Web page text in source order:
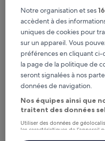
Options
changement de
Gagnez des
nuit séjournée
Économisez plus
Consultez les prix
Notre organisation et ses16
accèdent à des
uniques de cookies pour
sur un appareil. Vous
préférences en cliquant ci-
la page de la politique de
seront signalées à nos
données de navigation.
Nos équipes ainsi que
traitent des données
Utiliser des données de
les caractéristiques de l’appareil